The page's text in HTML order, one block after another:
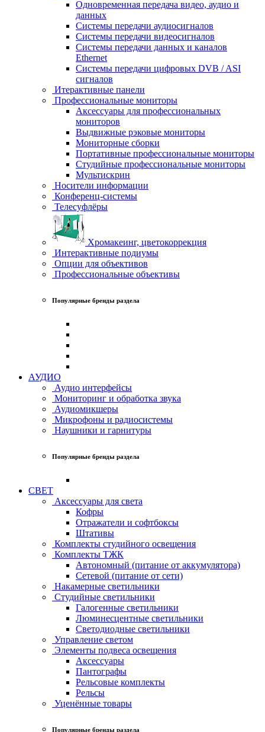
Одновременная передача видео, аудио и
данных
Системы передачи аудиосигналов
Системы передачи видеосигналов
Системы передачи данных и каналов
Ethernet
Системы передачи цифровых DVB / ASI
сигналов
Итерактивные панели
Профессиональные мониторы
Аксессуары для профессиональных
мониторов
Выдвижные рэковые мониторы
Мониторные сборки
Портативные профессиональные мониторы
Студийные профессиональные мониторы
Мультискрин
Носители информации
Конференц-системы
Телесуфлёры
Хромакеинг, цветокоррекция
Интерактивные подиумы
Опции для объективов
Профессиональные объективы
Популярные бренды раздела
АУДИО
Аудио интерфейсы
Мониторинг и обработка звука
Аудиомикшеры
Микрофоны и радиосистемы
Наушники и гарнитуры
Популярные бренды раздела
СВЕТ
Аксессуары для света
Кофры
Отражатели и софтбоксы
Штативы
Комплекты студийного освещения
Комплекты ТЖК
Автономный (питание от аккумулятора)
Сетевой (питание от сети)
Накамерные светильники
Студийные светильники
Галогенные светильники
Люминесцентные светильники
Светодиодные светильники
Управление светом
Элементы подвеса освещения
Аксессуары
Пантографы
Рельсовые комплекты
Рельсы
Уценённые товары
Популярные бренды раздела